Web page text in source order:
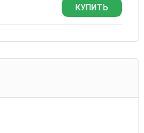
КУПИТЬ